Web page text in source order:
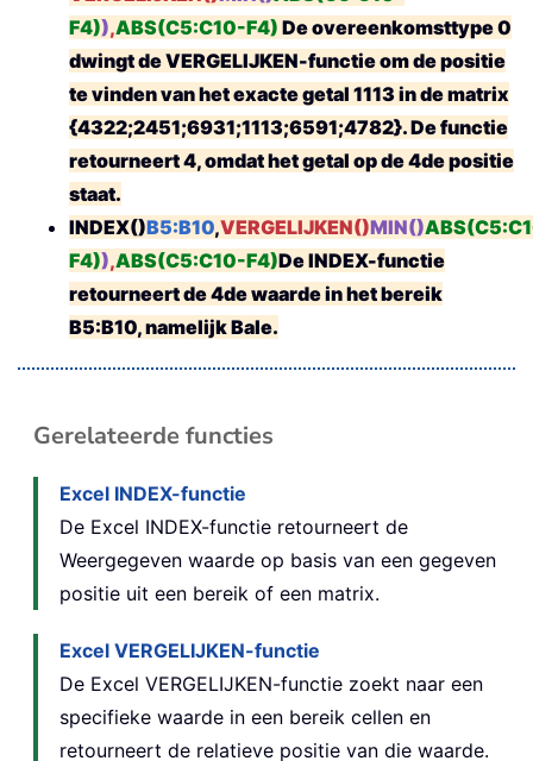
F4)),ABS(C5:C10-F4) Deovereenkomsttype 0
dwingt de VERGELIJKEN-functie om de positie
te vinden van het exacte getal 1113 in de matrix
{4322;2451;6931;1113;6591;4782}. De functie
retourneert4, omdat het getal op de4de positie
staat.
INDEX()B5:B10,VERGELIJKEN()MIN()
F4)),ABS(C5:C10-F4)De INDEX-functie
retourneert de4de waarde in het bereik
B5:B10, namelijkBale.
Gerelateerde functies
Excel INDEX-functie
De Excel INDEX-functie retourneert de
Weergegeven waarde op basis van een gegeven
positie uit een bereik of een matrix.
Excel VERGELIJKEN-functie
De Excel VERGELIJKEN-functie zoekt naar een
specifieke waarde in een bereik cellen en
retourneert de relatieve positie van die waarde.